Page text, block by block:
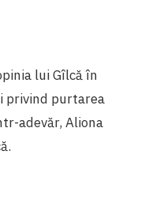
lui Gîlcă în
privind purtarea
adevăr, Aliona